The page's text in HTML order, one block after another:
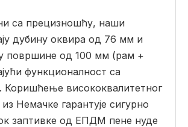
са прецизношћу, наши
дубину оквира од 76 мм и
површине од 100 мм (рам +
функционалност са
Коришћење висококвалитетног
Немачке гарантује сигурно
заптивке од ЕПДМ пене нуде